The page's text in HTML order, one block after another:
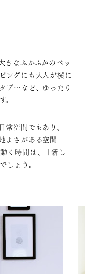
きなふかふかのベッ
ングにも大人が横に
ブ…など、ゆったり
。
常空間でもあり、
よさがある空間
く時間は、「新し
しょう。